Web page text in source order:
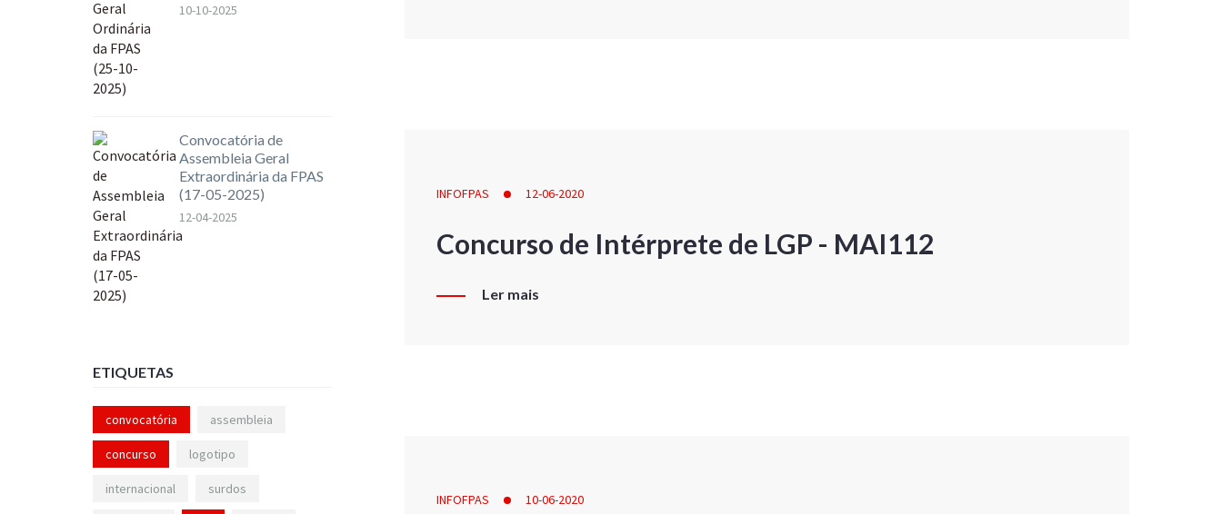
INFOFPAS 12-06-2020
Concurso de Intérprete de LGP - MAI112
Ler mais
INFOFPAS 10-06-2020
10-10-2025
Convocatória de
Assembleia Geral
Extraordinária da FPAS
(17-05-2025)
12-04-2025
ETIQUETAS
convocatória assembleia
concurso logotipo
internacional surdos